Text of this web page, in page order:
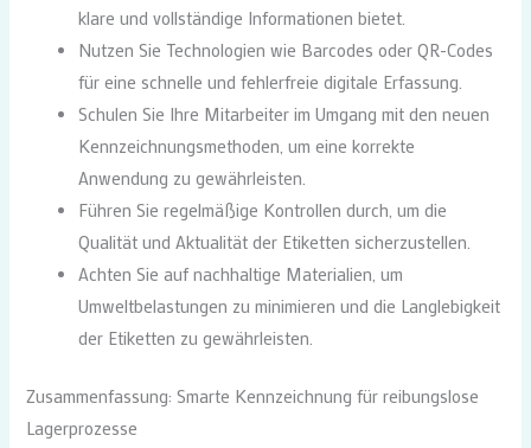
klare und vollständige Informationen bietet.
Nutzen Sie Technologien wie Barcodes oder QR-Codes
für eine schnelle und fehlerfreie digitale Erfassung.
Schulen Sie Ihre Mitarbeiter im Umgang mit den neuen
Kennzeichnungsmethoden, um eine korrekte
Anwendung zu gewährleisten.
Führen Sie regelmäßige Kontrollen durch, um die
Qualität und Aktualität der Etiketten sicherzustellen.
Achten Sie auf nachhaltige Materialien, um
Umweltbelastungen zu minimieren und die Langlebigkeit
der Etiketten zu gewährleisten.
Zusammenfassung: Smarte Kennzeichnung für reibungslose
Lagerprozesse